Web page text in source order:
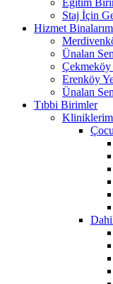
Staj İçin
Hizmet
Ünalan
Erenköy
Ünalan
Tıbbi Birimler